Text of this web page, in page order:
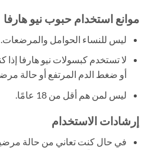
موانع استخدام حبوب نيو هارفا
ليس للنساء الحوامل والمرضعات.
لا تستخدم كبسولات نيو هارفا
أو ضغط الدم المرتفع أو حالة
ليس لمن هم أقل من 18 عامًا.
إرشادات الاستخدام
في حال كنت تعاني من حالة